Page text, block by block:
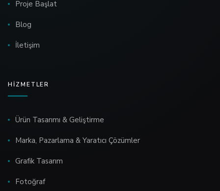
Proje Başlat
Blog
İletişim
HIZMETLER
Ürün Tasarımı & Geliştirme
Marka, Pazarlama & Yaratıcı Çözümler
Grafik Tasarım
Fotoğraf